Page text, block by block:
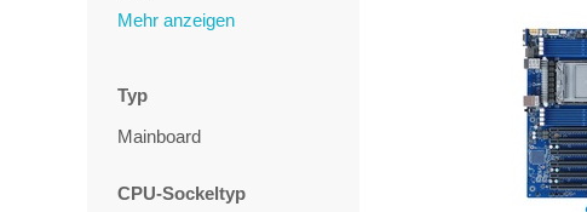
Mehr anzeigen
Typ
Mainboard
CPU-Sockeltyp